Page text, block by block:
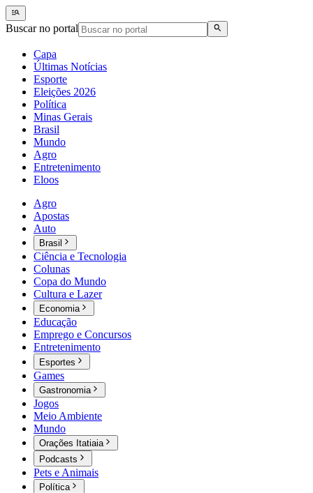
Buscar no portal
Capa
Últimas Notícias
Esporte
Eleições 2026
Política
Minas Gerais
Brasil
Mundo
Agro
Entretenimento
Eloos
Agro
Apostas
Auto
Brasil
Ciência e Tecnologia
Colunas
Copa do Mundo
Cultura e Lazer
Economia
Educação
Emprego e Concursos
Entretenimento
Esportes
Games
Gastronomia
Jogos
Meio Ambiente
Mundo
Orações Itatiaia
Podcasts
Pets e Animais
Política